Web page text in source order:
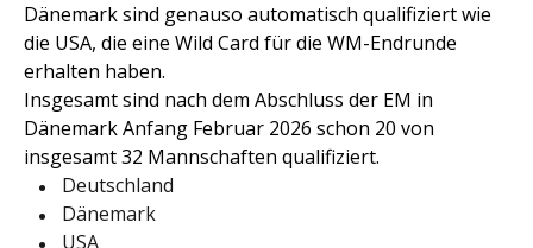
Dänemark sind genauso automatisch qualifiziert wie
die USA, die eine Wild Card für die WM-Endrunde
erhalten haben.
Insgesamt sind nach dem Abschluss der EM in
Dänemark Anfang Februar 2026 schon 20 von
insgesamt 32 Mannschaften qualifiziert.
Deutschland
Dänemark
USA